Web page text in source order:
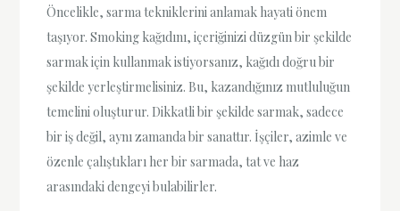
Öncelikle, sarma tekniklerini anlamak hayati önem
taşıyor. Smoking kağıdını, içeriğinizi düzgün bir şekilde
sarmak için kullanmak istiyorsanız, kağıdı doğru bir
şekilde yerleştirmelisiniz. Bu, kazandığınız mutluluğun
temelini oluşturur. Dikkatli bir şekilde sarmak, sadece
bir iş değil, aynı zamanda bir sanattır. İşçiler, azimle ve
özenle çalıştıkları her bir sarmada, tat ve haz
arasındaki dengeyi bulabilirler.